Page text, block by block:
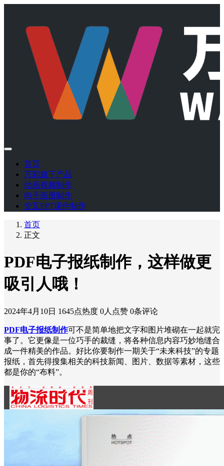
首页
万彩旗下产品
动画视频制作
电子画册制作
交互PPT课件制作
首页
正文
PDF电子报纸制作，这样做更
吸引人哦！
2024年4月10日 1645点热度 0人点赞 0条评论
PDF电子报纸制作可不是简单地把文字和图片堆砌在一起就完
事了。它更像是一位巧手的裁缝，将各种信息内容巧妙地缝合
成一件精美的作品。好比你要制作一期关于“未来科技”的专题
报纸，首先得搜集相关的科技新闻、图片、数据等素材，这些
都是你的“布料”。